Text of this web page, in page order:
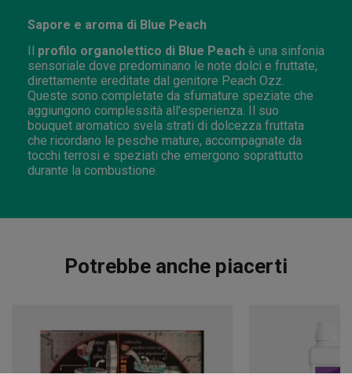
Sapore e aroma di Blue Peach
Il profilo organolettico di Blue Peach è una sinfonia
sensoriale dove predominano le note dolci e fruttate,
direttamente ereditate dal genitore Peach Ozz.
Queste sono completate da sfumature speziate che
aggiungono complessità all'esperienza. Il suo
bouquet aromatico svela strati di dolcezza fruttata
che ricordano le pesche mature, accompagnate da
tocchi terrosi e speziati che emergono soprattutto
durante la combustione.
Potrebbe anche piacerti